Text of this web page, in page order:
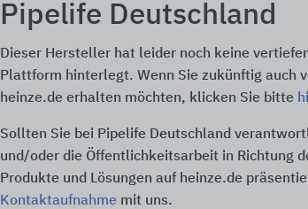
Pipelife Deutschland
Dieser Hersteller hat leider noch keine
Plattform hinterlegt. Wenn Sie zukünftig auch
heinze.de erhalten möchten, klicken Sie bitte
Sollten Sie bei Pipelife Deutschland
und/oder die Öffentlichkeitsarbeit in Richtung
Produkte und Lösungen auf heinze.de
Kontaktaufnahme mit uns.